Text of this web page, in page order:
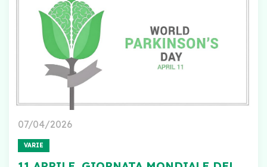
07/04/2026
VARIE